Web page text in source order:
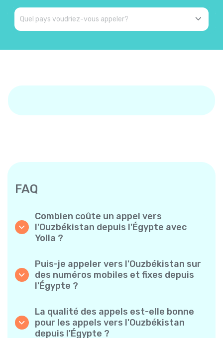
FAQ
Combien coûte un appel vers
l'Ouzbékistan depuis l'Égypte avec
Yolla ?
abordables pour les appels vers l’Ouzbékistan.
Consultez simplement les tarifs les plus
récents dans l’application — sans frais
cachés, sans mauvaise surprise.
Puis-je appeler vers l'Ouzbékistan sur
des numéros mobiles et fixes depuis
l'Égypte ?
vers des téléphones mobiles et des lignes
fixes vers l’Ouzbékistan en toute simplicité.
La qualité des appels est-elle bonne
pour les appels vers l'Ouzbékistan
depuis l'Égypte ?